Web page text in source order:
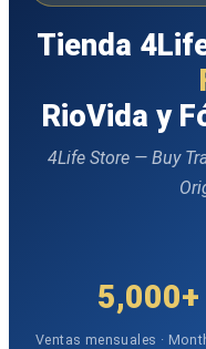
Tienda
RioVida y
4Life Store — Buy
5,000+
Ventas mensuales ·